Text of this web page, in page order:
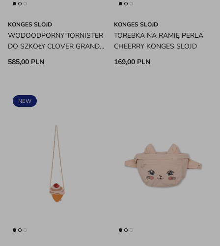
KONGES SLOJD
WODOODPORNY TORNISTER
DO SZKOŁY CLOVER GRAND
PRIX KONGES SLOJD
585,00 PLN
KONGES SLOJD
TOREBKA NA RAMIĘ PERLA
CHEERRY KONGES SLOJD
169,00 PLN
NEW